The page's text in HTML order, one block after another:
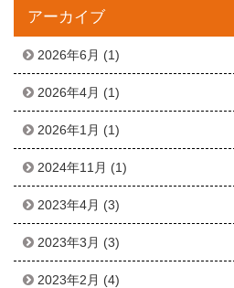
アーカイブ
2026年6月 (1)
2026年4月 (1)
2026年1月 (1)
2024年11月 (1)
2023年4月 (3)
2023年3月 (3)
2023年2月 (4)